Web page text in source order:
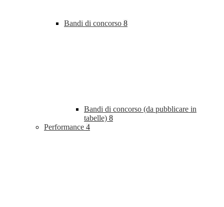
Bandi di concorso 8
Bandi di concorso (da pubblicare in
tabelle) 8
Performance 4